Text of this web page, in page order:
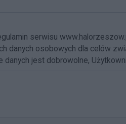
serwisu
danych osobowych dla celów
danych jest dobrowolne,